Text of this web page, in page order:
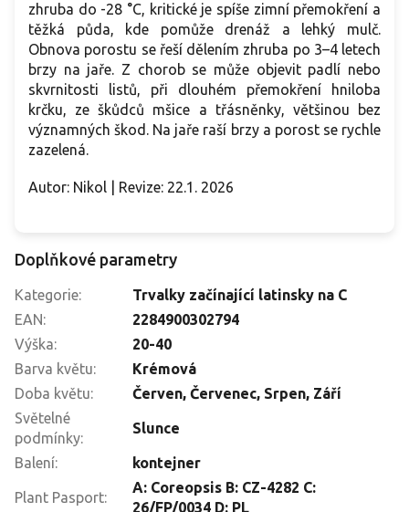
zhruba do -28 °C, kritické je spíše zimní přemokření a
těžká půda, kde pomůže drenáž a lehký mulč.
Obnova porostu se řeší dělením zhruba po 3–4 letech
brzy na jaře. Z chorob se může objevit padlí nebo
skvrnitosti listů, při dlouhém přemokření hniloba
krčku, ze škůdců mšice a třásněnky, většinou bez
významných škod. Na jaře raší brzy a porost se rychle
zazelená.
Autor: Nikol | Revize: 22.1. 2026
Doplňkové parametry
Kategorie:
Trvalky začínající latinsky na C
EAN:
2284900302794
Výška:
20-40
Barva květu:
Krémová
Doba květu: Červen, Červenec, Srpen, Září
Světelné
podmínky:
Slunce
Balení: kontejner
Plant Pasport:
A: Coreopsis B: CZ-4282 C:
26/FP/0034 D: PL